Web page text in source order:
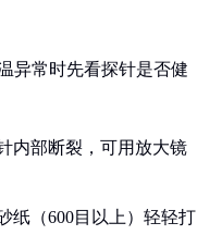
异常时先看探针是否健
内部断裂，可用放大镜
纸（600目以上）轻轻打